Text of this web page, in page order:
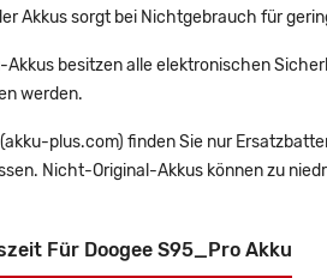
Akkus sorgt bei Nichtgebrauch für
Akkus besitzen alle elektronischen
werden.
plus.com) finden Sie nur
Nicht-Original-Akkus können zu
Für Doogee S95_Pro Akku